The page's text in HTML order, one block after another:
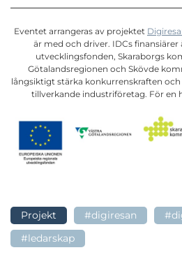
Eventet arrangeras av projektet
är med och driver. IDCs finansiärer
utvecklingsfonden, Skaraborgs
Götalandsregionen och Skövde
långsiktigt stärka konkurrenskraften
tillverkande industriföretag. För en
Projekt #digiresan
#ledarskap